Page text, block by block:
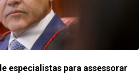
especialistas para assessorar